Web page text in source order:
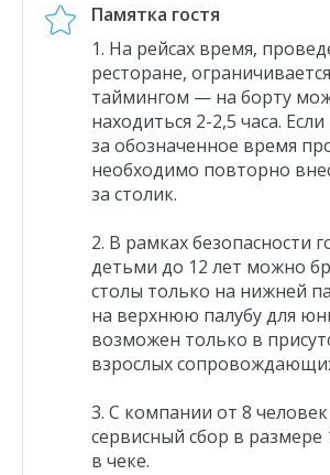
Памятка гостя
На рейсах время,
ресторане,
таймингом — на борту
находиться 2-2,5 часа.
за обозначенное время
необходимо повторно
за столик.
В рамках безопасности
детьми до 12 лет можно
столы только на нижней
на верхнюю палубу для
возможен только в
взрослых
С компании от 8
сервисный сбор в размере
в чеке.